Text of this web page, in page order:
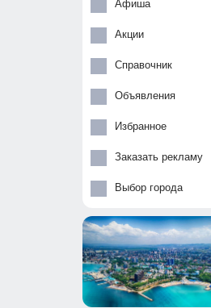
Афиша
Акции
Справочник
Объявления
Избранное
Заказать рекламу
Выбор города